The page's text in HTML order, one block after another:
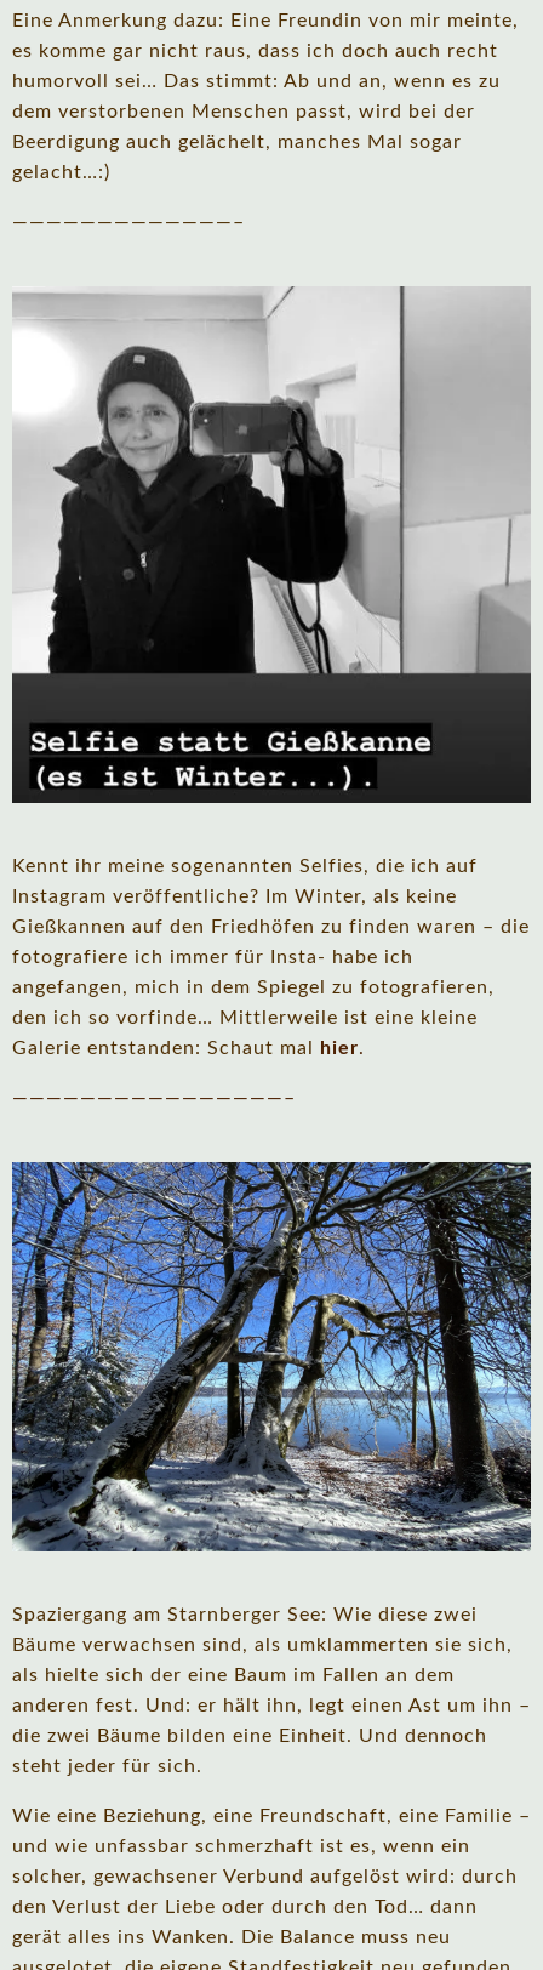
Eine Anmerkung dazu: Eine Freundin von mir meinte,
es komme gar nicht raus, dass ich doch auch recht
humorvoll sei… Das stimmt: Ab und an, wenn es zu
dem verstorbenen Menschen passt, wird bei der
Beerdigung auch gelächelt, manches Mal sogar
gelacht…:)
—————————————–
Kennt ihr meine sogenannten Selfies, die ich auf
Instagram veröffentliche? Im Winter, als keine
Gießkannen auf den Friedhöfen zu finden waren – die
fotografiere ich immer für Insta- habe ich
angefangen, mich in dem Spiegel zu fotografieren,
den ich so vorfinde… Mittlerweile ist eine kleine
Galerie entstanden: Schaut mal
hier.
————————————————–
Spaziergang am Starnberger See: Wie diese zwei
Bäume verwachsen sind, als umklammerten sie sich,
als hielte sich der eine Baum im Fallen an dem
anderen fest. Und: er hält ihn, legt einen Ast um ihn –
die zwei Bäume bilden eine Einheit. Und dennoch
steht jeder für sich.
Wie eine Beziehung, eine Freundschaft, eine Familie –
und wie unfassbar schmerzhaft ist es, wenn ein
solcher, gewachsener Verbund aufgelöst wird: durch
den Verlust der Liebe oder durch den Tod… dann
gerät alles ins Wanken. Die Balance muss neu